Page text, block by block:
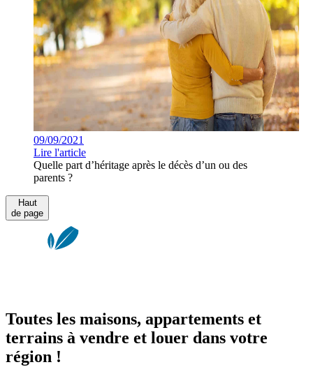
09/09/2021
Lire l'article
Quelle part d’héritage après le décès d’un ou des
parents ?
Haut
de page
Toutes les maisons, appartements et
terrains à vendre et louer dans votre
région !